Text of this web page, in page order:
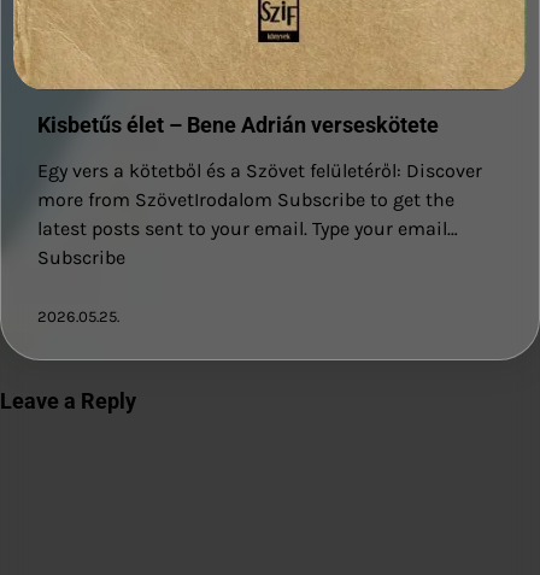
Kisbetűs élet – Bene Adrián verseskötete
Egy vers a kötetből és a Szövet felületéről: Discover
more from SzövetIrodalom Subscribe to get the
latest posts sent to your email. Type your email…
Subscribe
2026.05.25.
Leave a Reply